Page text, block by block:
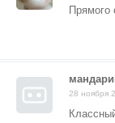
Прямого
28 ноября